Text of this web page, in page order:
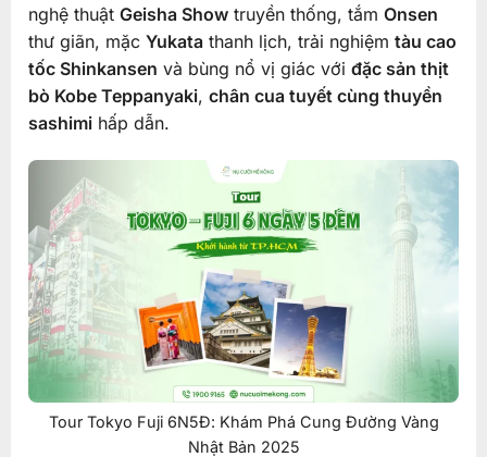
nghệ thuật Geisha Showtruyền thống, tắm Onsen
thư giãn, mặc Yukatathanh lịch, trải nghiệm tàu cao
tốc Shinkansen và bùng nổ vị giác với đặc sản thịt
bò Kobe Teppanyaki, chân cua tuyết cùng thuyền
sashimihấp dẫn.
Tour Tokyo Fuji 6N5Đ: Khám Phá Cung Đường Vàng
Nhật Bản 2025